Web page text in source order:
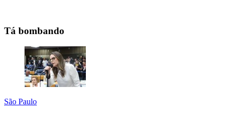
Tá bombando
São Paulo